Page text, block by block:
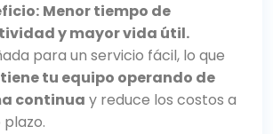
Menor tiempo de
y mayor vida útil.
para un servicio fácil, lo que
tu equipo operando de
continua y reduce los costos a